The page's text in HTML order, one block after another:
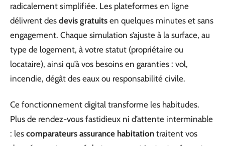
radicalement simplifiée. Les plateformes en ligne
délivrent des devis gratuits en quelques minutes et sans
engagement. Chaque simulation s’ajuste à la surface, au
type de logement, à votre statut (propriétaire ou
locataire), ainsi qu’à vos besoins en garanties : vol,
incendie, dégât des eaux ou responsabilité civile.
Ce fonctionnement digital transforme les habitudes.
Plus de rendez-vous fastidieux ni d’attente interminable
: les comparateurs assurance habitation traitent vos